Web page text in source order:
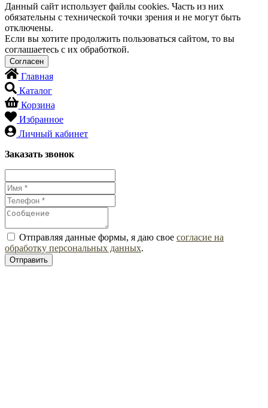
Данный сайт использует файлы cookies. Часть из них
обязательны с технической точки зрения и не могут быть
отключены.
Если вы хотите продолжить пользоваться сайтом, то вы
соглашаетесь с их обработкой.
Главная
Каталог
Корзина
Избранное
Личный кабинет
Заказать звонок
Отправляя данные формы, я даю свое согласие на
обработку персональных данных.
Отправить